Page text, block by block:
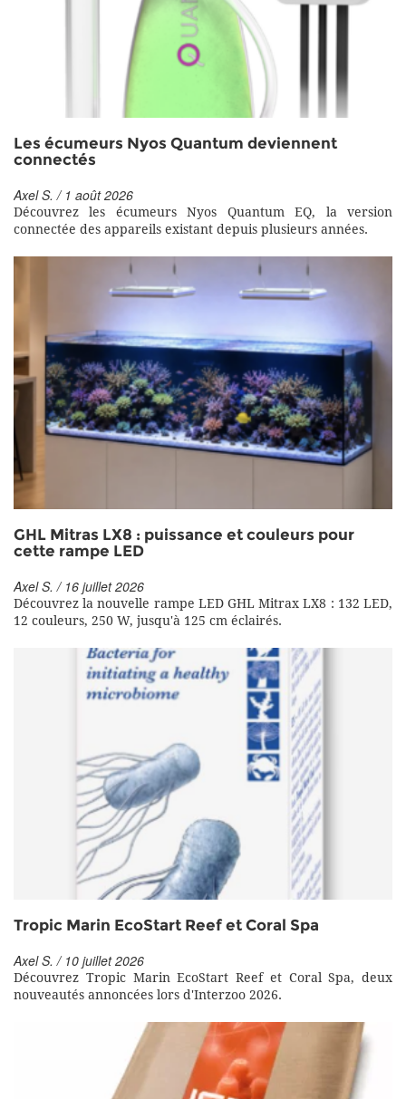
Les écumeurs Nyos Quantum deviennent
connectés
Axel S. / 1 août 2026
Découvrez les écumeurs Nyos Quantum EQ, la version
connectée des appareils existant depuis plusieurs années.
GHL Mitras LX8 : puissance et couleurs pour
cette rampe LED
Axel S. / 16 juillet 2026
Découvrez la nouvelle rampe LED GHL Mitrax LX8 : 132 LED,
12 couleurs, 250 W, jusqu'à 125 cm éclairés.
Tropic Marin EcoStart Reef et Coral Spa
Axel S. / 10 juillet 2026
Découvrez Tropic Marin EcoStart Reef et Coral Spa, deux
nouveautés annoncées lors d'Interzoo 2026.